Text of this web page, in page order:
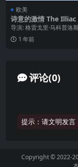
欧美
诗意的激情 The
n (1967)
导演: 格雷戈里·马科普洛
eschylus / 格雷戈里·马科
1 年前
评论(0)
提示：请文明发言
Copyright © 2022-